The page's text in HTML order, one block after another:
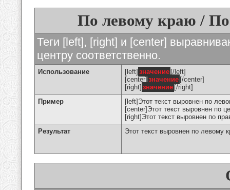
По левому краю /
Теги [left], [right] и [center]
центру соответственно.
Использование [left] значение [/left]
[center] значение [/center]
[right] значение [/right]
Пример
[left]Этот текст выровнен по
[center]Этот текст выровнен по
[right]Этот текст выровнен по
Результат
Этот текст выровнен по левому